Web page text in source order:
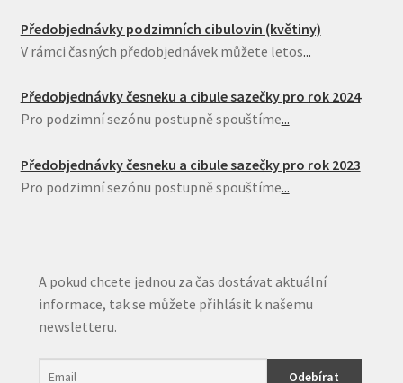
Předobjednávky podzimních cibulovin (květiny)
V rámci časných předobjednávek můžete letos...
Předobjednávky česneku a cibule sazečky pro rok 2024
Pro podzimní sezónu postupně spouštíme...
Předobjednávky česneku a cibule sazečky pro rok 2023
Pro podzimní sezónu postupně spouštíme...
A pokud chcete jednou za čas dostávat aktuální
informace, tak se můžete přihlásit k našemu
newsletteru.